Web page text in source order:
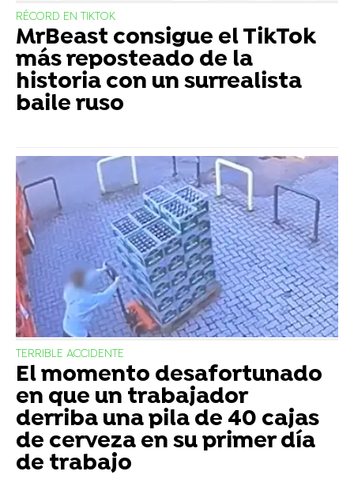
RÉCORD EN TIKTOK
MrBeast consigue el TikTok
más reposteado de la
historia con un surrealista
baile ruso
TERRIBLE ACCIDENTE
El momento desafortunado
en que un trabajador
derriba una pila de 40 cajas
de cerveza en su primer día
de trabajo